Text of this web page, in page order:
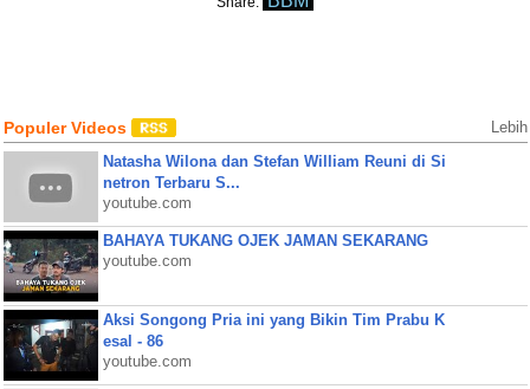
Populer Videos Lebih
Natasha Wilona dan Stefan William Reuni di Si
netron Terbaru S...
youtube.com
BAHAYA TUKANG OJEK JAMAN SEKARANG
youtube.com
Aksi Songong Pria ini yang Bikin Tim Prabu K
esal - 86
youtube.com